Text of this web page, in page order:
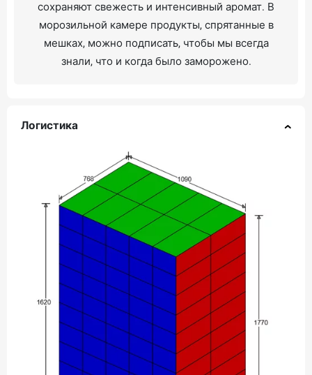
сохраняют свежесть и интенсивный аромат. В
морозильной камере продукты, спрятанные в
мешках, можно подписать, чтобы мы всегда
знали, что и когда было заморожено.
Логистика